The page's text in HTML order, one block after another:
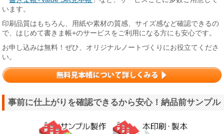
います。
印刷品質はもちろん、用紙や素材の質感、サイズ感など確認できるの
で、はじめて書きま帳+のサービスをご利用になる方にも安心です。
お申し込みは無料！ぜひ、オリジナルノートづくりにお役立てくださ
い。
事前に仕上がりを確認できるから安心！納品前サンプル